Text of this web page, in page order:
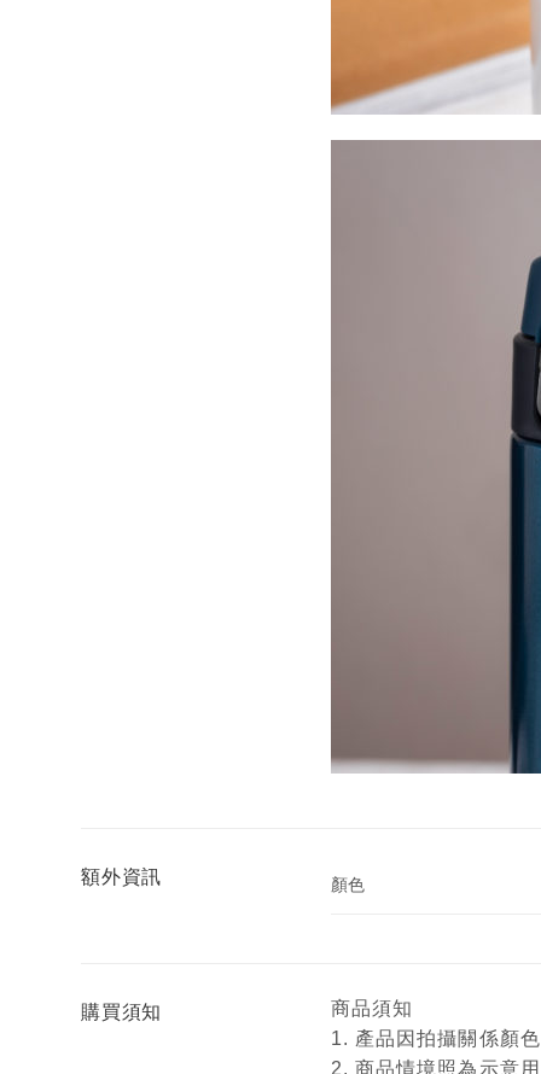
額外資訊 顏色
購買須知
商品須知
1. 產品因拍攝關係顏
2. 商品情境照為示意